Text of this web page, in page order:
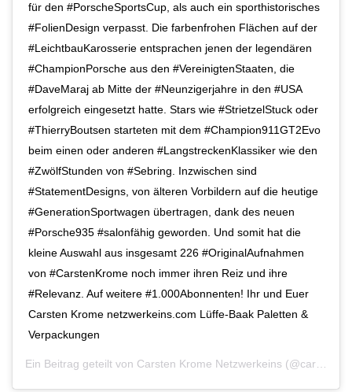
für den #PorscheSportsCup, als auch ein sporthistorisches
#FolienDesign verpasst. Die farbenfrohen Flächen auf der
#LeichtbauKarosserie entsprachen jenen der legendären
#ChampionPorsche aus den #VereinigtenStaaten, die
#DaveMaraj ab Mitte der #Neunzigerjahre in den #USA
erfolgreich eingesetzt hatte. Stars wie #StrietzelStuck oder
#ThierryBoutsen starteten mit dem #Champion911GT2Evo
beim einen oder anderen #LangstreckenKlassiker wie den
#ZwölfStunden von #Sebring. Inzwischen sind
#StatementDesigns, von älteren Vorbildern auf die heutige
#GenerationSportwagen übertragen, dank des neuen
#Porsche935 #salonfähig geworden. Und somit hat die
kleine Auswahl aus insgesamt 226 #OriginalAufnahmen
von #CarstenKrome noch immer ihren Reiz und ihre
#Relevanz. Auf weitere #1.000Abonnenten! Ihr und Euer
Carsten Krome netzwerkeins.com Lüffe-Baak Paletten &
Verpackungen
Ein Beitrag geteilt von Carsten Krome Netzwerkeins (@carsten_krome_netzwerkeins) am